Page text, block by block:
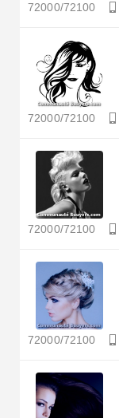
72000/72100
72000/72100
72000/72100
72000/72100